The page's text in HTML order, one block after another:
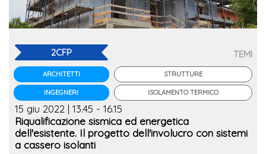
2CFP
ARCHITETTI
INGEGNERI
TEMI
STRUTTURE
ISOLAMENTO TERMICO
15 giu 2022 | 13.45 - 16.15
Riqualificazione sismica ed energetica
dell'esistente. Il progetto dell'involucro con sistemi
a cassero isolanti